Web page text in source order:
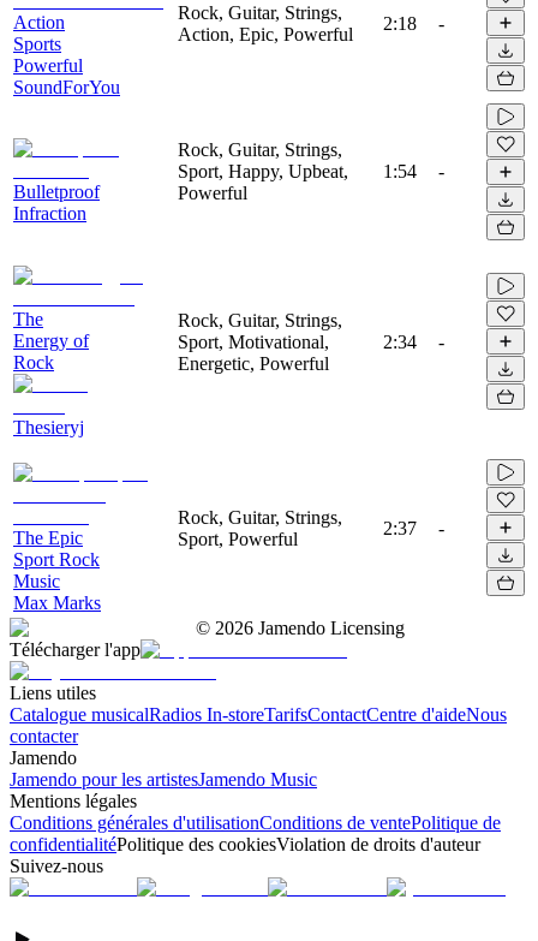
Action
Sports
Powerful
SoundForYou
Rock, Guitar, Strings,
Action, Epic, Powerful
2:18 -
Bulletproof
Infraction
Rock, Guitar, Strings,
Sport, Happy, Upbeat,
Powerful
1:54 -
The
Energy of
Rock
Thesieryj
Rock, Guitar, Strings,
Sport, Motivational,
Energetic, Powerful
2:34 -
The Epic
Sport Rock
Music
Max Marks
Rock, Guitar, Strings,
Sport, Powerful
2:37 -
© 2026 Jamendo Licensing
Télécharger l'app
Liens utiles
Catalogue musicalRadios In-storeTarifsContactCentre d'aideNous
contacter
Jamendo
Jamendo pour les artistesJamendo Music
Mentions légales
Conditions générales d'utilisationConditions de ventePolitique de
confidentialitéPolitique des cookiesViolation de droits d'auteur
Suivez-nous